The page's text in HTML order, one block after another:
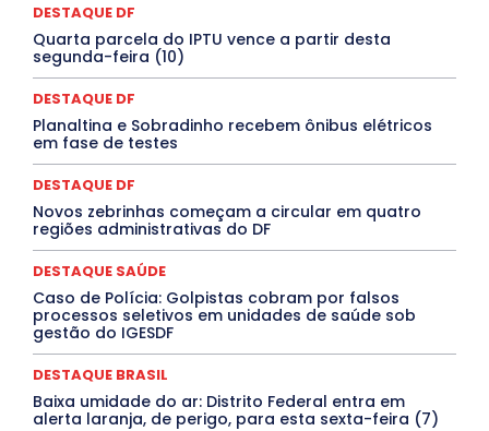
DESTAQUES OUTROS
ELEIÇÕES
EMPREGO E OPORTUNIDADES
Especial
EVENTOS
EXPOSIÇÃO Featured
Febre Amarela
INTELIGÊNCIA ARTIFICIAL
INTERNACIONAL
Jogos Online
MEIO AMBIENTE
MÚSICA
Paraíba
Paraná Pernambuco Piauí
POLÍTICA
PROCESSO SELETIVO
QUALIFICAÇÃO PROFISSIONAL
RESIDÊNCIA
Rio de Janeiro
Santa Catarina
São Paulo SARAMPO
Saúde Agora
SEGURANÇA
Soltando o Verbo
TÁ FROID?
Tocantins
Utilidade Pública ZikaVirus
Mais
DESTAQUE DF
Quarta parcela do IPTU vence a partir desta
segunda-feira (10)
DESTAQUE DF
Planaltina e Sobradinho recebem ônibus elétricos
em fase de testes
DESTAQUE DF
Novos zebrinhas começam a circular em quatro
regiões administrativas do DF
DESTAQUE SAÚDE
Caso de Polícia: Golpistas cobram por falsos
processos seletivos em unidades de saúde sob
gestão do IGESDF
DESTAQUE BRASIL
Baixa umidade do ar: Distrito Federal entra em
alerta laranja, de perigo, para esta sexta-feira (7)